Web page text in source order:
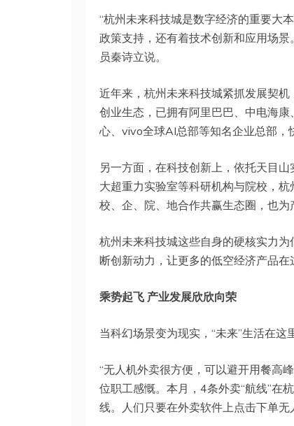
“杭州未来科技城是数字经济的重要大
政策支持，还有着技术创新和应用场
员秦诗立说。
近年来，杭州未来科技城紧抓发展契
创业生态，已拥有阿里巴巴、中电海
心、vivo全球AI总部等知名企业总部，
另一方面，在科技创新上，依托天目
大超重力实验室等科研机构与院校，
校、企、院、地合作共赢生态圈，也为
杭州未来科技城这些自身的硬核实力
断创新动力，让更多的低空经济产品在
乘势起飞 产业发展欣欣向荣
当科幻场景变为现实，“未来”生活在这
“无人机外卖很方便，可以避开用餐高
位职工感慨。本月，4条外卖“航线”在
线。人们只要在外卖软件上点击下单无